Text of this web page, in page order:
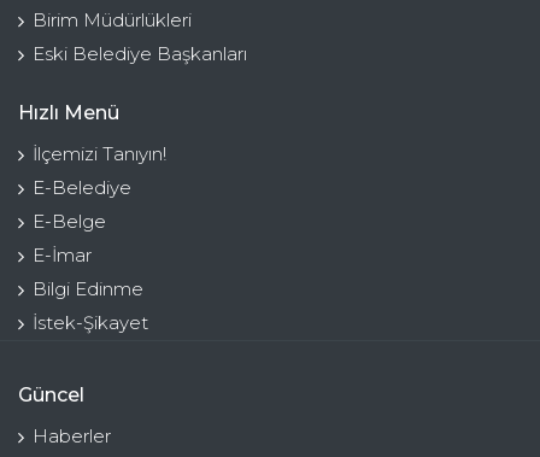
Birim Müdürlükleri
Eski Belediye Başkanları
Hızlı Menü
İlçemizi Tanıyın!
E-Belediye
E-Belge
E-İmar
Bilgi Edinme
İstek-Şikayet
Güncel
Haberler